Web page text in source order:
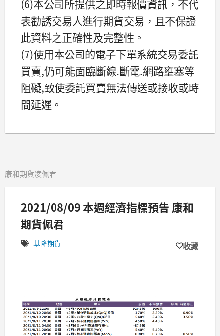
(6)本公司所提供之即時報價資訊，不代
表勸誘交易人進行期貨交易，且不保證
此資料之正確性及完整性。
(7)使用本公司的電子下單系統交易委託
買賣,仍可能面臨斷線.斷電.網路壅塞等
阻礙,致使委託買賣無法傳送或接收或時
間延遲。
康和期貨凌佩君
2021/08/09 本週經濟指標預告 康和
期貨佩君
基隆期貨 收藏